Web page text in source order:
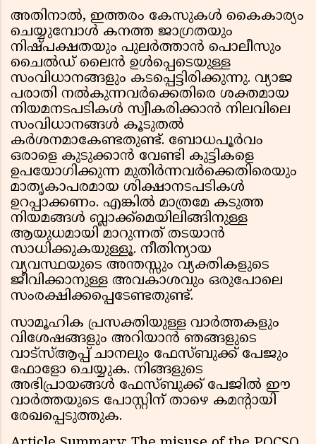
അതിനാൽ, ഇത്തരം കേസുകൾ കൈകാര്യം
ചെയ്യുമ്പോൾ കനത്ത ജാഗ്രതയും
നിഷ്പക്ഷതയും പുലർത്താൻ പൊലീസും
ചൈൽഡ് ലൈൻ ഉൾപ്പെടെയുള്ള
സംവിധാനങ്ങളും കടപ്പെട്ടിരിക്കുന്നു. വ്യാജ
പരാതി നൽകുന്നവർക്കെതിരെ ശക്തമായ
നിയമനടപടികൾ സ്വീകരിക്കാൻ നിലവിലെ
സംവിധാനങ്ങൾ കൂടുതൽ
കർശനമാകേണ്ടതുണ്ട്. ബോധപൂർവം
ഒരാളെ കുടുക്കാൻ വേണ്ടി കുട്ടികളെ
ഉപയോഗിക്കുന്ന മുതിർന്നവർക്കെതിരെയും
മാതൃകാപരമായ ശിക്ഷാനടപടികൾ
ഉറപ്പാക്കണം. എങ്കിൽ മാത്രമേ കടുത്ത
നിയമങ്ങൾ ബ്ലാക്ക്മെയിലിങ്ങിനുള്ള
ആയുധമായി മാറുന്നത് തടയാൻ
സാധിക്കുകയുള്ളൂ. നീതിന്യായ
വ്യവസ്ഥയുടെ അന്തസ്സും വ്യക്തികളുടെ
ജീവിക്കാനുള്ള അവകാശവും ഒരുപോലെ
സംരക്ഷിക്കപ്പെടേണ്ടതുണ്ട്.
സാമൂഹിക പ്രസക്തിയുള്ള വാർത്തകളും
വിശേഷങ്ങളും അറിയാൻ ഞങ്ങളുടെ
വാട്സ്ആപ്പ് ചാനലും ഫേസ്ബുക്ക് പേജും
ഫോളോ ചെയ്യുക. നിങ്ങളുടെ
അഭിപ്രായങ്ങൾ ഫേസ്ബുക്ക് പേജിൽ ഈ
വാർത്തയുടെ പോസ്റ്റിന് താഴെ കമൻ്റായി
രേഖപ്പെടുത്തുക.